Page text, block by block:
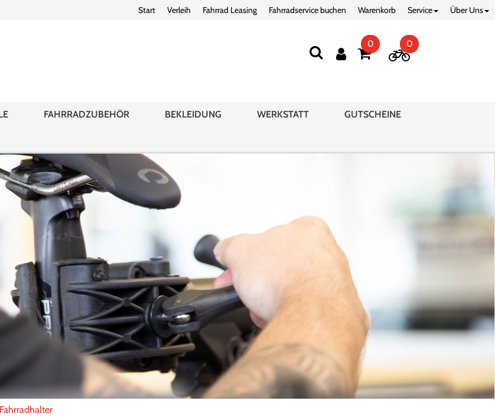
Start Verleih Fahrrad Leasing Fahrradservice buchen Warenkorb Service Über Uns
0 0
FAHRRADZUBEHÖR BEKLEIDUNG WERKSTATT GUTSCHEINE
Fahrradhalter